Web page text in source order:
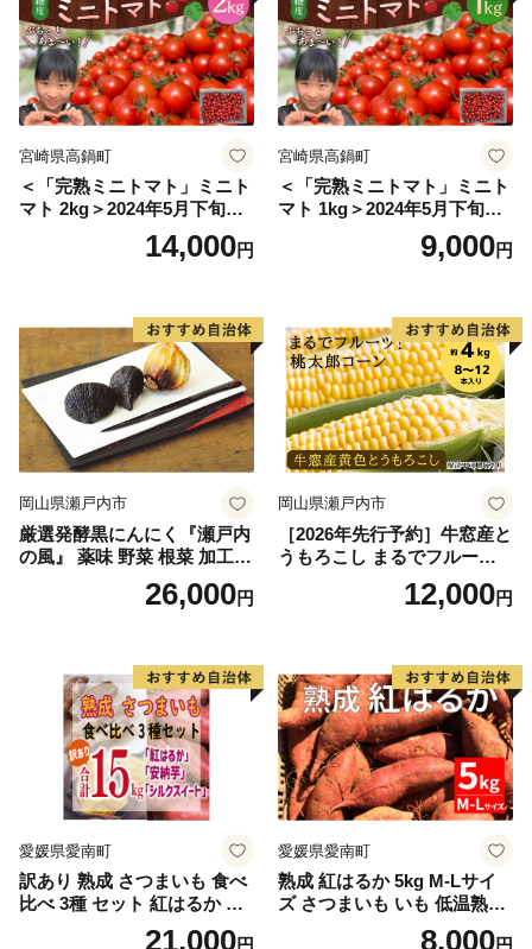
宮崎県高鍋町
＜「完熟ミニトマト」ミニト
マト 2kg＞2024年5月下旬迄
に順次出荷 野菜ソムリエサ
ミット アルル・リリカ共に
県 高鍋町産 産地直送 有機肥
料使用 高糖度 西森農園
14,000円
宮崎県高鍋町
＜「完熟ミニトマト」ミニト
マト 1kg＞2024年5月下旬迄
に順次出荷 野菜ソムリエサ
ミット アルル・リリカ共に
県 高鍋町産 産地直送 有機肥
料使用 高糖度 西森農園
9,000円
岡山県瀬戸内市
厳選発酵黒にんにく『瀬戸内
の風』 薬味 野菜 根菜 加工食
26,000円
岡山県瀬戸内市
［2026年先行予約］牛窓産と
うもろこし まるでフルー
ツ！最高糖度25度超え 生で
甘い、茹でて美味い！ 黄色
野菜
12,000円
愛媛県愛南町
訳あり 熟成 さつまいも 食べ
比べ 3種 セット 紅はるか 安
納芋 シルクスイート 合計 15
21,000
愛媛県愛南町
熟成 紅はるか 5kg M-Lサイ
ズ さつまいも いも 低温熟成
完全熟成収穫 甘い 糖度 焼き
8,000